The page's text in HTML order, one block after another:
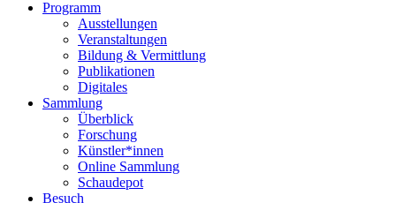
Programm
Ausstellungen
Veranstaltungen
Bildung & Vermittlung
Publikationen
Digitales
Sammlung
Überblick
Forschung
Künstler*innen
Online Sammlung
Schaudepot
Besuch